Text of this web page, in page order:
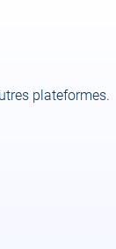
plateformes.